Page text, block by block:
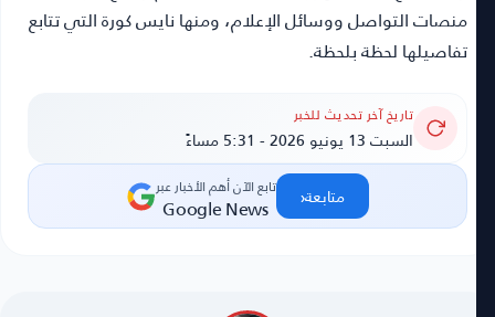
منصات التواصل ووسائل الإعلام، ومنها نايس كورة التي تتابع
تفاصيلها لحظة بلحظة.
تاريخ آخر تحديث للخبر
السبت 13 يونيو 2026 - 5:31 مساءً
تابع الآن أهم الأخبار عبر
Google News متابعة‹